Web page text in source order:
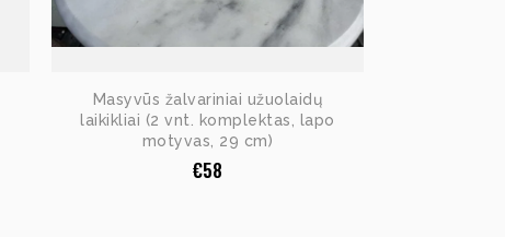
Masyvūs žalvariniai užuolaidų
laikikliai (2 vnt. komplektas, lapo
motyvas, 29 cm)
€58